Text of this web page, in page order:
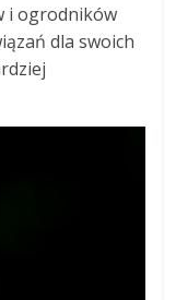
i ogrodników
dla swoich